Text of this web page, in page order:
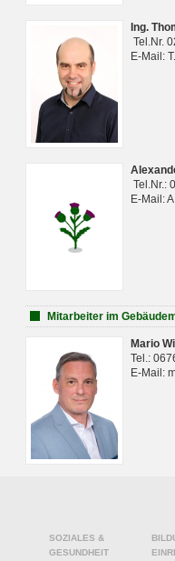
Ing.
Tel.Nr.
E-Mail:
Tel.Nr.:
E-Mail:
Mitarbeiter im
Mario
Tel.:
E-Mail:
SOZIALES &
GESUNDHEIT